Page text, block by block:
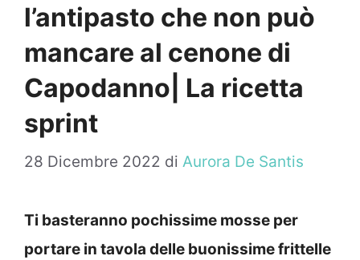
l’antipasto che non può
mancare al cenone di
Capodanno| La ricetta
sprint
28 Dicembre 2022 di Aurora De Santis
Ti basteranno pochissime mosse per
portare in tavola delle buonissime frittelle